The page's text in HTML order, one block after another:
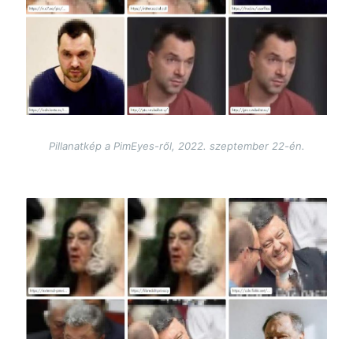
Pillanatkép a PimEyes-ről, 2022. szeptember 22-én.
Image